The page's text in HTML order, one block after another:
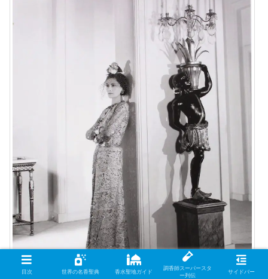
目次 世界の名香聖典 香水聖地ガイド
調香師スーパースタ
ー列伝
サイドバー